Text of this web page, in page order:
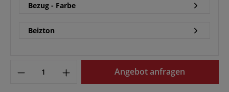
Bezug - Farbe
Beizton
Angebot anfragen